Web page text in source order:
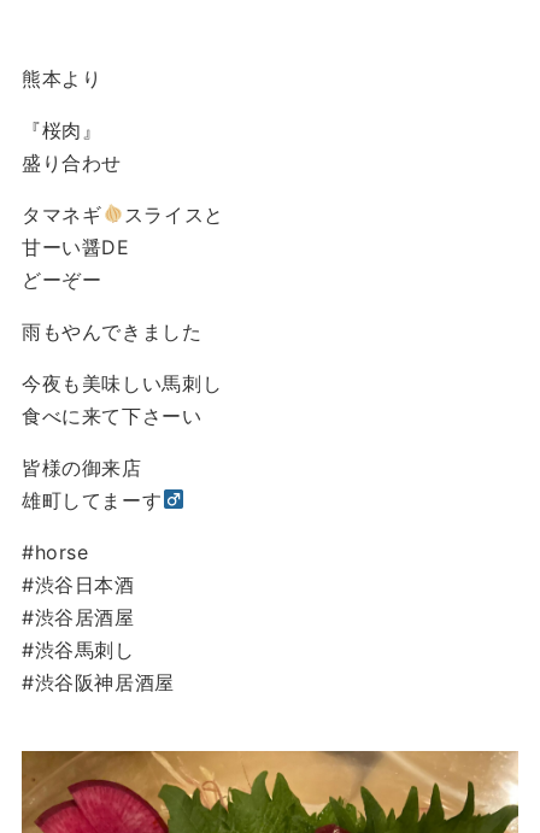
熊本より
『桜肉』
盛り合わせ
タマネギ
スライスと
甘ーい醤DE
どーぞー
雨もやんできました
今夜も美味しい馬刺し
食べに来て下さーい
皆様の御来店
雄町してまーす‍
#horse
#渋谷日本酒
#渋谷居酒屋
#渋谷馬刺し
#渋谷阪神居酒屋